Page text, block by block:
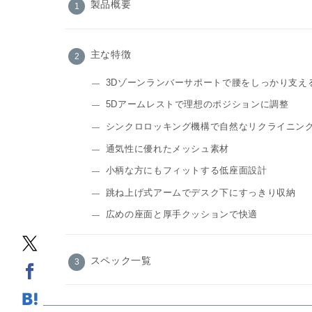
製品概要
主な特徴
3Dゾーンランバーサポートで腰をしっかり支え
5Dアームレストで理想のポジションに調整
シンクロロッキング機構で自然なリクライニン
通気性に優れたメッシュ素材
小柄な方にもフィットする低座面設計
跳ね上げ式アームでデスク下にすっきり収納
広めの座面と厚手クッションで快適
スペック一覧